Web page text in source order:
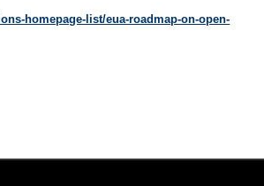
homepage-list/eua-roadmap-on-open-